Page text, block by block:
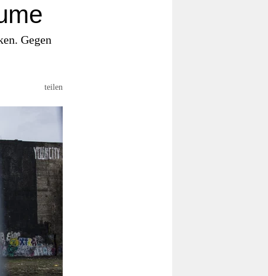
Gegen
teilen